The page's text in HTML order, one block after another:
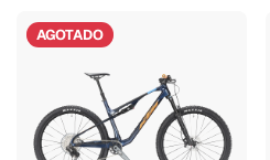
AGOTADO